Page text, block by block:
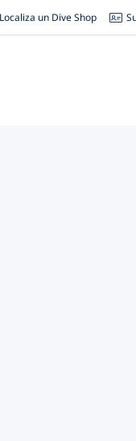
Localiza un Dive Shop